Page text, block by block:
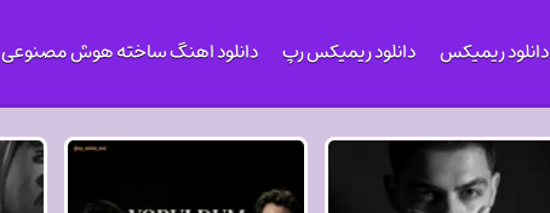
دانلود ریمیکس دانلود ریمیکس رپ دانلود اهنگ ساخته هوش مصنوعی